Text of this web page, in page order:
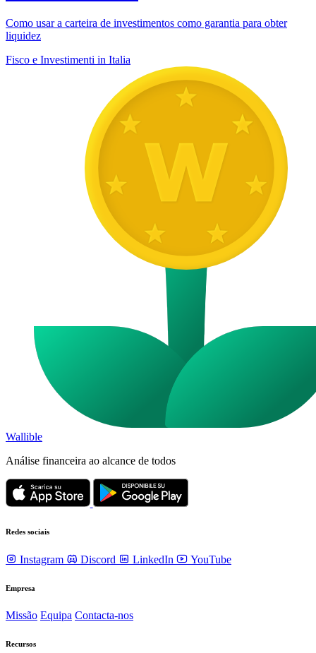
Como usar a carteira de investimentos como garantia para obter
liquidez
Fisco e Investimenti in Italia
Wallible
Análise financeira ao alcance de todos
Redes sociais
Instagram Discord LinkedIn YouTube
Empresa
Missão Equipa Contacta-nos
Recursos